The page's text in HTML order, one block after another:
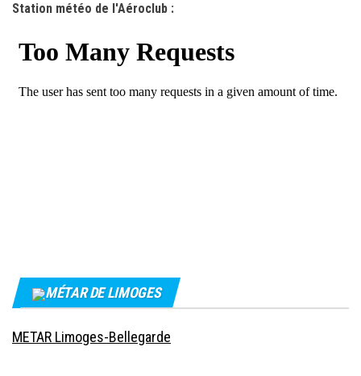
Station météo de l'Aéroclub :
MÉTAR DE LIMOGES
METAR Limoges-Bellegarde